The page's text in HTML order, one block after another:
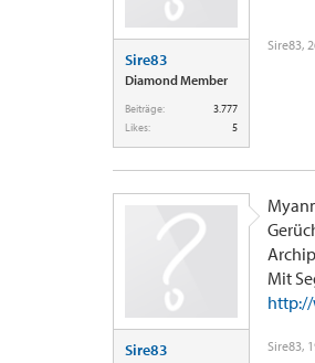
Sire83
Diamond Member
Beiträge:
3.777
Likes:
5
Sire83,
Sire83
Mit
Sire83,